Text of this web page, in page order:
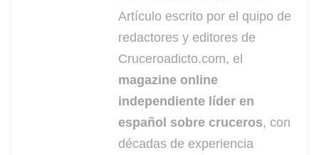
Artículo escrito por el quipo de
redactores y editores de
Cruceroadicto.com, el
magazine online
independiente líder en
español sobre cruceros, con
décadas de experiencia